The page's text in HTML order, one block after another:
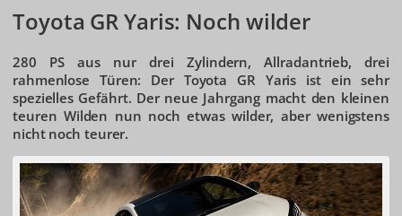
Toyota GR Yaris: Noch wilder
280 PS aus nur drei Zylindern, Allradantrieb, drei
rahmenlose Türen: Der Toyota GR Yaris ist ein sehr
spezielles Gefährt. Der neue Jahrgang macht den kleinen
teuren Wilden nun noch etwas wilder, aber wenigstens
nicht noch teurer.